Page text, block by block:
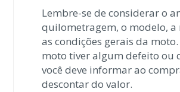
Lembre-se de considerar o
quilometragem, o modelo, a
as condições gerais da moto.
moto tiver algum defeito ou
você deve informar ao
descontar do valor.